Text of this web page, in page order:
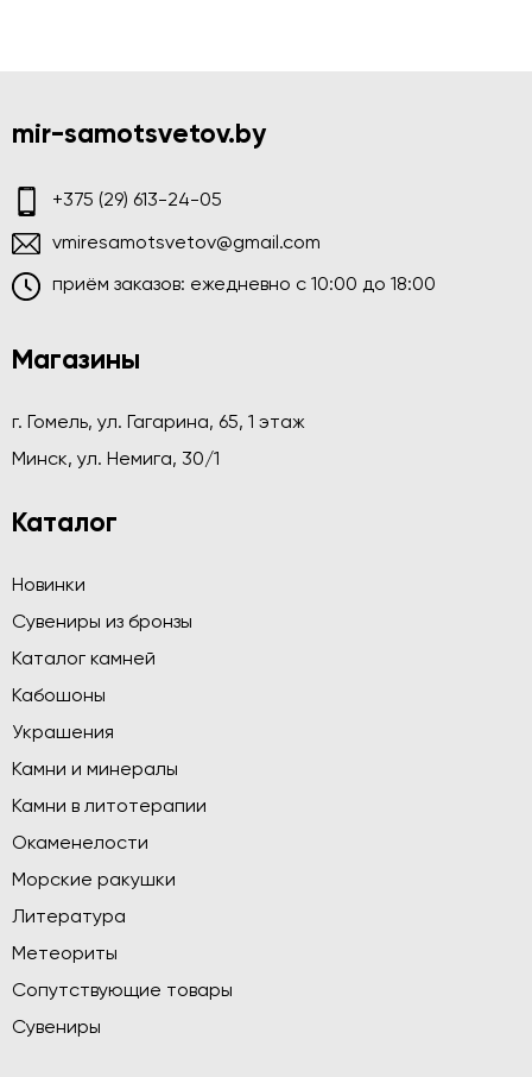
mir-samotsvetov.by
+375 (29) 613-24-05
vmiresamotsvetov@gmail.com
приём заказов: ежедневно c 10:00 до 18:00
Магазины
г. Гомель, ул. Гагарина, 65, 1 этаж
Минск, ул. Немига, 30/1
Каталог
Новинки
Сувениры из бронзы
Каталог камней
Кабошоны
Украшения
Камни и минералы
Камни в литотерапии
Окаменелости
Морские ракушки
Литература
Метеориты
Сопутствующие товары
Сувениры